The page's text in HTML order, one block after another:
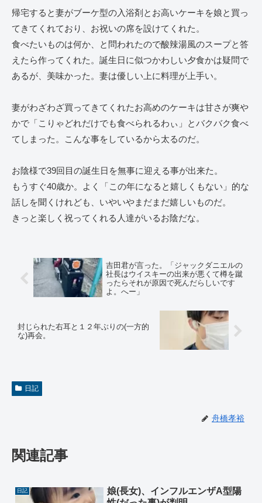
帰宅すると妻がブーケ型の入浴剤とお高いケーキを娘と買っ
てきてくれており、お祝いの席を設けてくれた。
食べたいものは何か、と問われたので酸辣湯風のスープと答
えたら作ってくれた。誕生日に似つかわしい夕食かは疑問で
あるが、美味かった。妻は優しい上に料理が上手い。
妻がわざわざ買ってきてくれたお高めのケーキは甘さが爽や
かで「こりゃどれだけでも食べられるわぃ」とバクバク食べ
てしまった。こんな事をしているから太るのだ。
お陰様で39回目の誕生日を無事に迎える事が出来た。
もうすぐ40歳か。よく「この年になると嬉しくもない」的な
話しを聞くけれども、いやいやまだまだ嬉しいものだ。
きっと楽しく祝ってくれる人達がいるお陰だな。
吉田君が言った。「ジャックダニエルの
社長はウイスキーの出来が悪くて樽を蹴
ったらそれが原因で死んだらしいです
よ。へー」
封じられた右耳と１２年ぶりの(一方的
な)再会。
日記
舟橋孝裕
関連記事
日記
娘(長女)、インフルエンザA型陽